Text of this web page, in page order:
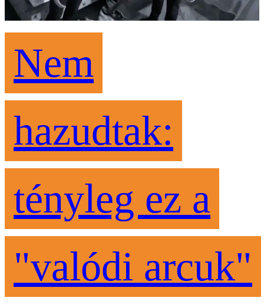
Nem
hazudtak:
tényleg ez a
"valódi arcuk"